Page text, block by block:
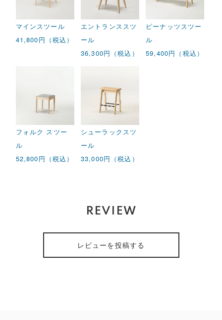
マインスツール
41,800円（税込）
エントランススツ
ール
36,300円（税込）
ピーナッツスツー
ル
59,400円（税込）
フォルク スツー
ル
52,800円（税込）
シューラックスツ
ール
33,000円（税込）
REVIEW
レビューを投稿する